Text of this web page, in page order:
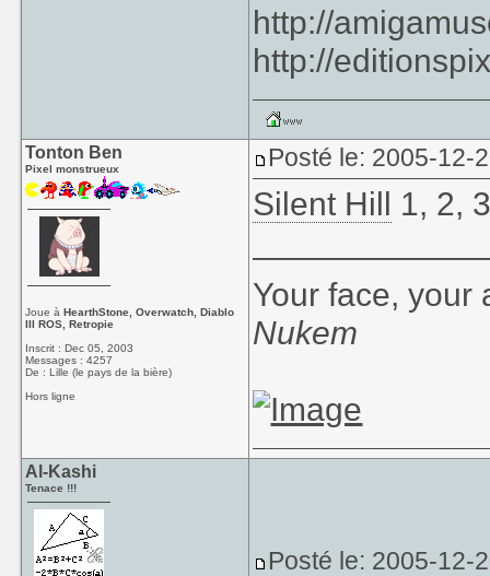
http://
http://
Tonton Ben
Pixel monstrueux
Joue àHearthStone, Overwatch, Diablo
III ROS, Retropie
Inscrit : Dec 05, 2003
Messages : 4257
De : Lille (le pays de la bière)
Hors ligne
Posté le: 2005-12-
Silent Hill 1, 2,
Your face,
Nukem
Al-Kashi
Tenace !!!
Posté le: 2005-12-